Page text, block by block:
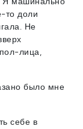
то доли
Не
лица,
было мне
себе в